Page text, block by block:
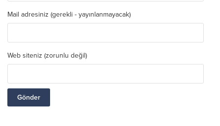
Mail adresiniz (gerekli - yayınlanmayacak)
Web siteniz (zorunlu değil)